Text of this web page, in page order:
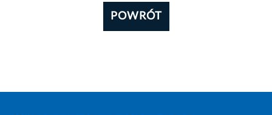
POWRÓT